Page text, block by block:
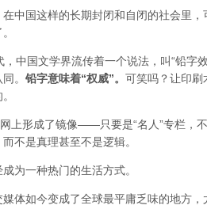
中国这样的长期封闭和自闭的社会里
中国文学界流传着一个说法，叫“铅字
。 铅字意味着“权威”。 可笑吗？让印刷
网上形成了镜像——只要是“名人”专栏，
不是真理甚至不是逻辑。
为一种热门的生活方式。
媒体如今变成了全球最平庸乏味的地方